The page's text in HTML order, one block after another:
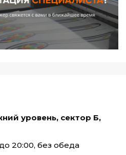
уровень, сектор Б,
20:00, без обеда